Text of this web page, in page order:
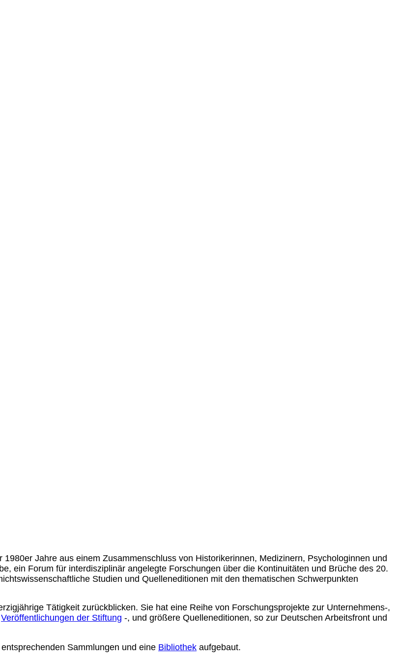
Jahre aus einem Zusammenschluss von Historikerinnen, Medizinern, Psychologinnen und
ein Forum für interdisziplinär angelegte Forschungen über die Kontinuitäten und Brüche des 20.
Studien und Quelleneditionen mit den thematischen Schwerpunkten
Tätigkeit zurückblicken. Sie hat eine Reihe von Forschungsprojekte zur Unternehmens-,
Veröffentlichungen der Stiftung -, und größere Quelleneditionen, so zur Deutschen Arbeitsfront und
entsprechenden Sammlungen und eine Bibliothek aufgebaut.